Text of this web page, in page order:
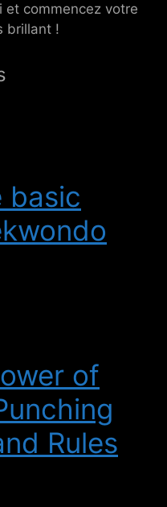
et commencez votre
brillant !
basic
of
Rules